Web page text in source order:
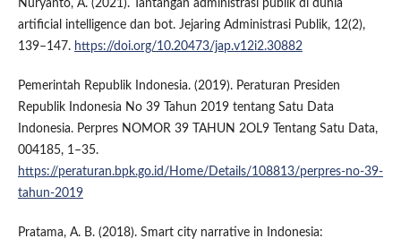
Nuryanto, A. (2021). Tantangan administrasi publik di dunia
artificial intelligence dan bot. Jejaring Administrasi Publik, 12(2),
139–147. https://doi.org/10.20473/jap.v12i2.30882
Pemerintah Republik Indonesia. (2019). Peraturan Presiden
Republik Indonesia No 39 Tahun 2019 tentang Satu Data
Indonesia. Perpres NOMOR 39 TAHUN 2OL9 Tentang Satu Data,
004185, 1–35.
https://peraturan.bpk.go.id/Home/Details/108813/perpres-no-39-
tahun-2019
Pratama, A. B. (2018). Smart city narrative in Indonesia: